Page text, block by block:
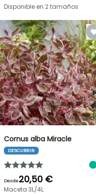
Disponible en 2 tamaños
Cornus alba Miracle
DESCUBRIR
Desde20,50 €
Maceta 3L/4L